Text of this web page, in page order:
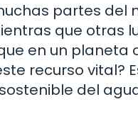
partes del
que otras
en un planeta
recurso vital?
del